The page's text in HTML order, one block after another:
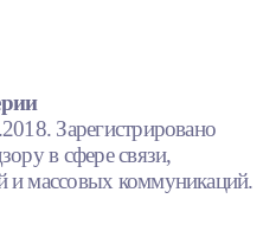
Зарегистрировано
в сфере связи,
и массовых коммуникаций.